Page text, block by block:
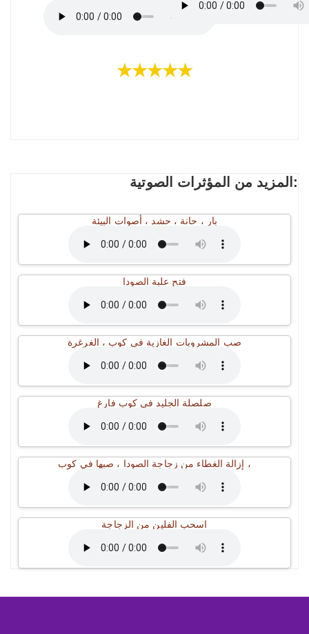
★★★★★
المزيد من المؤثرات الصوتية:
بار ، حانة ، حشد ، أصوات البيئة
فتح علبة الصودا
صب المشروبات الغازية في كوب ، الغرغرة
صلصلة الجليد في كوب فارغ
إزالة الغطاء من زجاجة الصودا ، صبها في كوب ،
اسحب الفلين من الزجاجة